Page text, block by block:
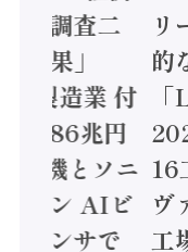
態調査二
結果」
年製造業 付
額86兆円
電機とソニ
コン AIビ
センサで
リ
的
16
ヴ
工